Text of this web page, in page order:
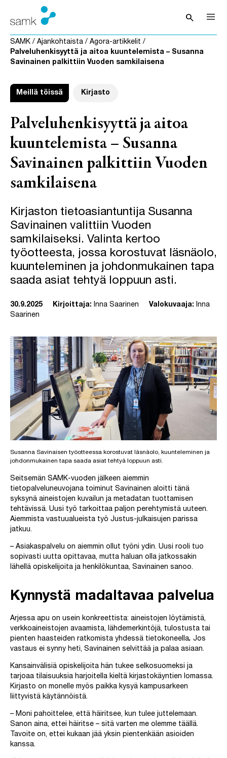
Siirry sisältöön
searchAvaa haku
SAMK / Ajankohtaista / Agora-artikkelit /
Palveluhenkisyyttä ja aitoa kuuntelemista – Susanna
Savinainen palkittiin Vuoden samkilaisena
Meillä töissä Kirjasto
Palveluhenkisyyttä ja aitoa
kuuntelemista – Susanna
Savinainen palkittiin Vuoden
samkilaisena
Kirjaston tietoasiantuntija Susanna
Savinainen valittiin Vuoden
samkilaiseksi. Valinta kertoo
työotteesta, jossa korostuvat läsnäolo,
kuunteleminen ja johdonmukainen tapa
saada asiat tehtyä loppuun asti.
30.9.2025 Kirjoittaja: Inna Saarinen Valokuvaaja: Inna
Saarinen
Susanna Savinaisen työotteessa korostuvat läsnäolo, kuunteleminen ja
johdonmukainen tapa saada asiat tehtyä loppuun asti.
Seitsemän SAMK-vuoden jälkeen aiemmin
tietopalveluneuvojana toiminut Savinainen aloitti tänä
syksynä aineistojen kuvailun ja metadatan tuottamisen
tehtävissä. Uusi työ tarkoittaa paljon perehtymistä uuteen.
Aiemmista vastuualueista työ Justus-julkaisujen parissa
jatkuu.
– Asiakaspalvelu on aiemmin ollut työni ydin. Uusi rooli tuo
sopivasti uutta opittavaa, mutta haluan olla jatkossakin
lähellä opiskelijoita ja henkilökuntaa, Savinainen sanoo.
Kynnystä madaltavaa palvelua
Arjessa apu on usein konkreettista: aineistojen löytämistä,
verkkoaineistojen avaamista, lähdemerkintöjä, tulostusta tai
pienten haasteiden ratkomista yhdessä tietokoneella. Jos
vastaus ei synny heti, Savinainen selvittää ja palaa asiaan.
Kansainvälisiä opiskelijoita hän tukee selkosuomeksi ja
tarjoaa tilaisuuksia harjoitella kieltä kirjastokäyntien lomassa.
Kirjasto on monelle myös paikka kysyä kampusarkeen
liittyvistä käytännöistä.
– Moni pahoittelee, että häiritsee, kun tulee juttelemaan.
Sanon aina, ettei häiritse – sitä varten me olemme täällä.
Tavoite on, ettei kukaan jää yksin pientenkään asioiden
kanssa.